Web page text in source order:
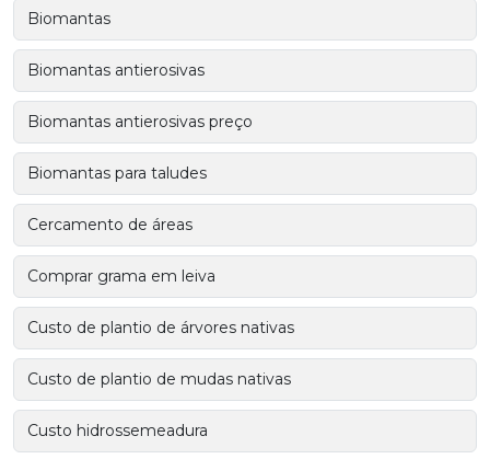
Biomantas
Biomantas antierosivas
Biomantas antierosivas preço
Biomantas para taludes
Cercamento de áreas
Comprar grama em leiva
Custo de plantio de árvores nativas
Custo de plantio de mudas nativas
Custo hidrossemeadura